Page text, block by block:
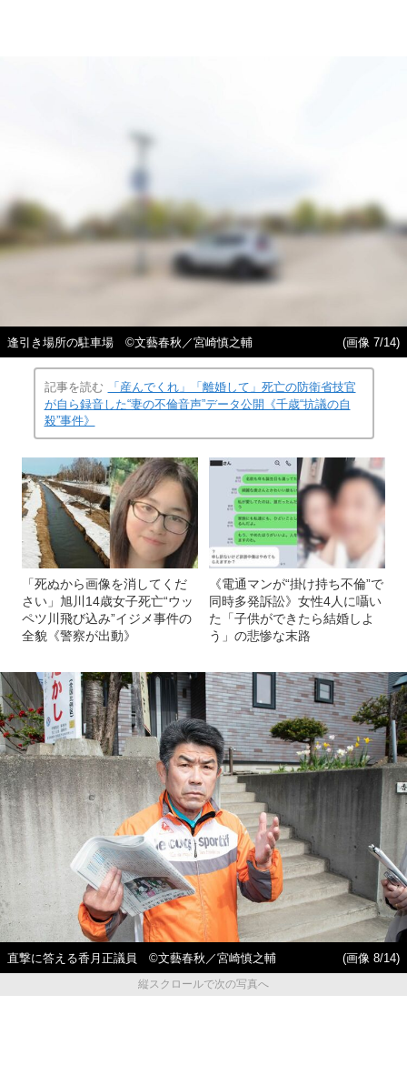
逢引き場所の駐車場 ©文藝春秋／宮崎慎之輔 (画像 7/14)
記事を読む
「産んでくれ」「離婚して」死亡の防衛省技官
が自ら録音した“妻の不倫音声”データ公開《千歳“抗議の自
殺”事件》
「死ぬから画像を消してくだ
さい」旭川14歳女子死亡“ウッ
ペツ川飛び込み”イジメ事件の
全貌《警察が出動》
《電通マンが“掛け持ち不倫”で
同時多発訴訟》女性4人に囁い
た「子供ができたら結婚しよ
う」の悲惨な末路
直撃に答える香月正議員 ©文藝春秋／宮崎慎之輔
(画像 8/14)
縦スクロールで次の写真へ